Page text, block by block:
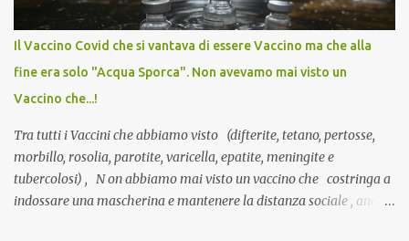
internazionale serve solo una firma. La tua. Lo si somministra
anche a persone sane, giovani, senza fattori di rischio, spesso già
serve una prescrizione. Non c’è diagnosi. Non c’è presa in carico.
L’unico atto richiesto è una fi...
Il Vaccino Covid che si vantava di essere Vaccino ma che alla
fine era solo "Acqua Sporca". Non avevamo mai visto un
Vaccino che...!
Tra tutti i Vaccini che abbiamo visto (difterite, tetano, pertosse,
morbillo, rosolia, parotite, varicella, epatite, meningite e
tubercolosi) , N on abbiamo mai visto un vaccino che costringa a
indossare una mascherina e mantenere la distanza sociale , anche